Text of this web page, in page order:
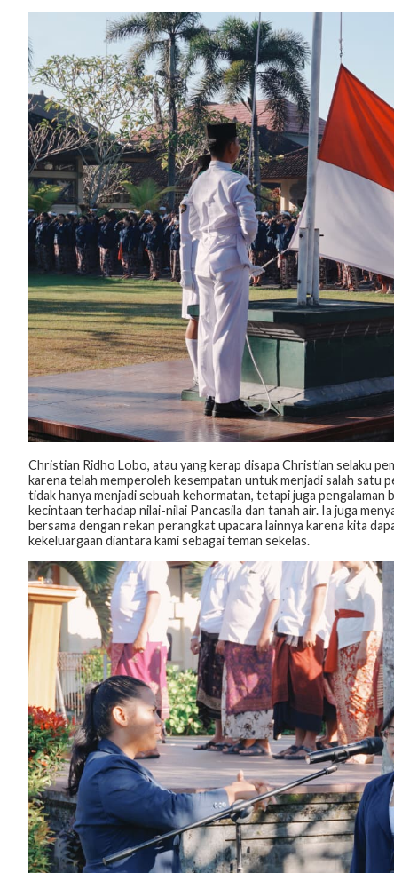
Christian Ridho Lobo, atau yang kerap disapa Christian selaku
karena telah memperoleh kesempatan untuk menjadi salah satu
tidak hanya menjadi sebuah kehormatan, tetapi juga
kecintaan terhadap nilai-nilai Pancasila dan tanah air. Ia juga
bersama dengan rekan perangkat upacara lainnya karena kita
kekeluargaan diantara kami sebagai teman sekelas.